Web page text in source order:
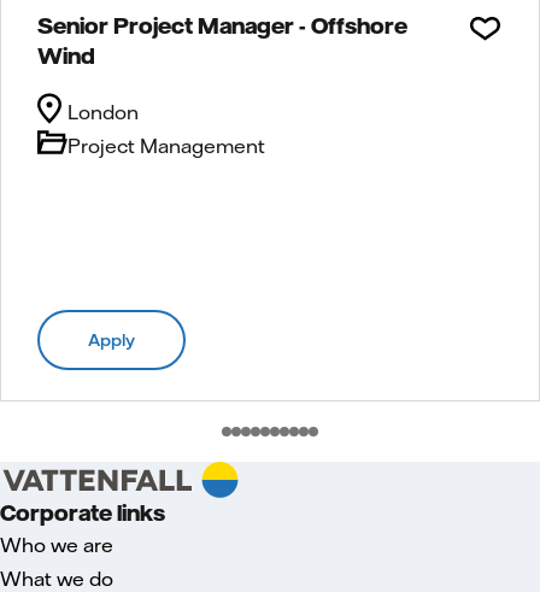
Senior Project Manager - Offshore
Wind
Project Management
London
Apply
Corporate links
Who we are
What we do